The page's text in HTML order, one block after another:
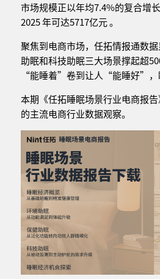
市场规模正以年均7.4%的复合增
2025 年可达5717亿元 。
聚焦到电商市场，任拓情报通数
助眠和科技助眠三大场景撑起超
“能睡着”卷到让人“能睡好”，
本期《任拓睡眠场景行业电商报
的主流电商行业数据观察。